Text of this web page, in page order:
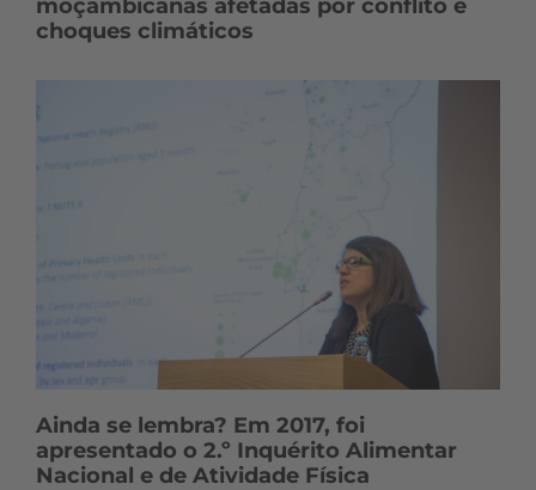
moçambicanas afetadas por conflito e
choques climáticos
Ainda se lembra? Em 2017, foi
apresentado o 2.º Inquérito Alimentar
Nacional e de Atividade Física